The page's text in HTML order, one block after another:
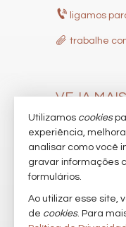
ligamos
trabalhe
VEJA MAIS
receba
imóveis
mapa de
Utilizamos cookies
experiência,
analisar como você
gravar informações
formulários.
Ao utilizar esse site,
de cookies. Para